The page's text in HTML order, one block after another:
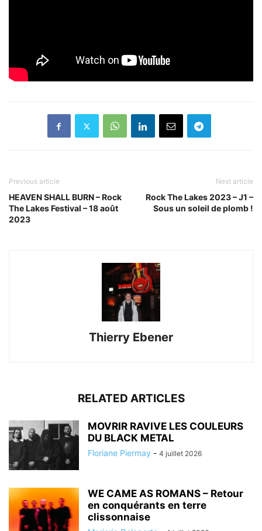
Previous article
HEAVEN SHALL BURN – Rock
The Lakes Festival – 18 août
2023
Next article
Rock The Lakes 2023 – J1 –
Sous un soleil de plomb !
Thierry Ebener
RELATED ARTICLES
MOVRIR RAVIVE LES COULEURS
DU BLACK METAL
Floriane Piermay - 4 juillet 2026
WE CAME AS ROMANS – Retour
en conquérants en terre
clissonnaise